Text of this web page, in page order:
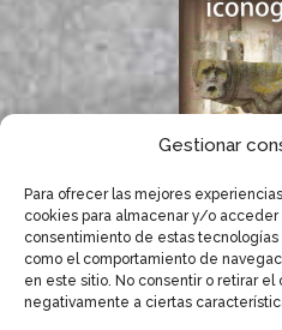
Gestionar
Para ofrecer las mejores
cookies para almacenar y/o acceder
consentimiento de estas
como el comportamiento de
en este sitio. No consentir o retirar
negativamente a ciertas
If you like
you will
Dolores